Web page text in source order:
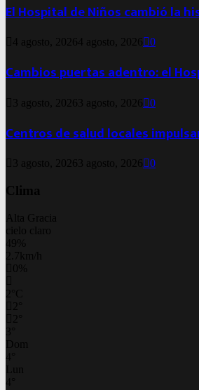
El Hospital de Niños cambió la
4 agosto, 20264 agosto, 2026 0
Cambios puertas adentro: el
3 agosto, 2026 3 agosto, 2026 0
Centros de salud locales
3 agosto, 2026 3 agosto, 2026 0
Clima
Alta Gracia
cielo claro
49%
2.7km/h
0%
C
3
Dom
4
Lun
4